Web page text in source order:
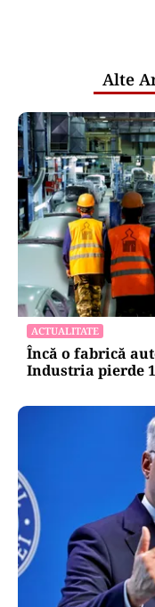
Puterea
100
repetă
publice
Alte
ACTUALITATE